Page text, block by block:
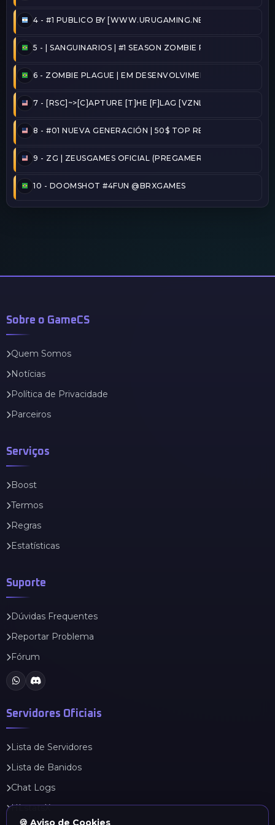
4 - #1 PUBLICO BY [WWW.URUGAMING.NET]
5 - | SANGUINARIOS | #1 SEASON ZOMBIE PLAGUE@2026/
6 - ZOMBIE PLAGUE | EM DESENVOLVIMENTO
7 - [RSC]~>[C]APTURE [T]HE [F]LAG [VZNLA]
8 - #01 NUEVA GENERACIÓN | 50$ TOP REINICIADO
9 - ZG | ZEUSGAMES OFICIAL (PREGAMER)
10 - DOOMSHOT #4FUN @BRXGAMES
Sobre o GameCS
Quem Somos
Notícias
Política de Privacidade
Parceiros
Serviços
Boost
Termos
Regras
Estatísticas
Suporte
Dúvidas Frequentes
Reportar Problema
Fórum
Servidores Oficiais
Lista de Servidores
Lista de Banidos
Chat Logs
HLstatsX
🍪 Aviso de Cookies